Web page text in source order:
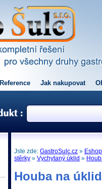
Reference Jak nakupovat
Jste zde:GastroSulc.cz » Eshop
stěrky »Vychytaný úklid »
Houba na